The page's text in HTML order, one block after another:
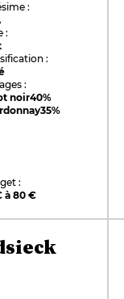
:
:
:
:
noir40%
35%
:
à 80 €